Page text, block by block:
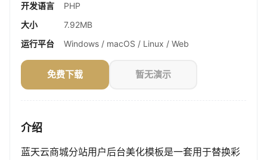
开发语言
PHP
大小
7.92MB
运行平台
Windows / macOS / Linux / Web
免费下载 暂无演示
介绍
蓝天云商城分站用户后台美化模板是一套用于替换彩